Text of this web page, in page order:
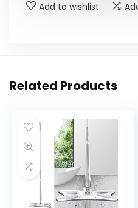
Add to wishlist
Related Products